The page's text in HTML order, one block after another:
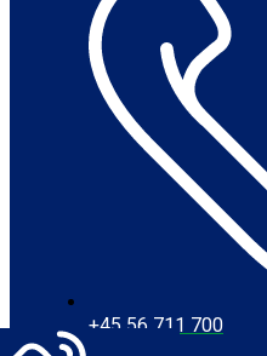
+45 56 711 700